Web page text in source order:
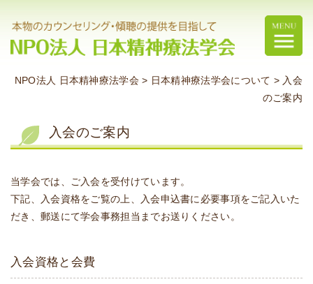
NPO法人 日本精神療法学会> 日本精神療法学会について > 入会
のご案内
入会のご案内
当学会では、ご入会を受付けています。
下記、入会資格をご覧の上、入会申込書に必要事項をご記入いた
だき、郵送にて学会事務担当までお送りください。
入会資格と会費